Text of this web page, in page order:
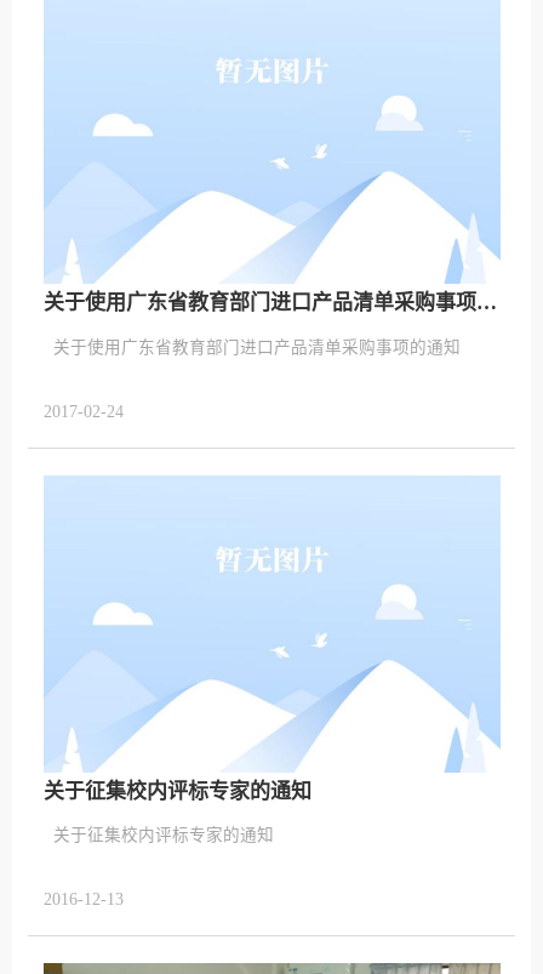
关于使用广东省教育部门进口产品清单采购事项的通知
关于使用广东省教育部门进口产品清单采购事项的通知
2017-02-24
关于征集校内评标专家的通知
关于征集校内评标专家的通知
2016-12-13